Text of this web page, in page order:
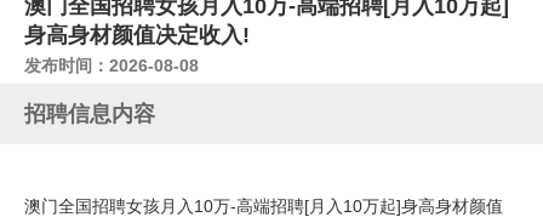
澳门全国招聘女孩月入10万-高端招聘[月入10万起]
身高身材颜值决定收入!
发布时间：2026-08-08
招聘信息内容
澳门全国招聘女孩月入10万-高端招聘[月入10万起]身高身材颜值